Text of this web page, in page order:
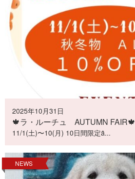
2025年10月31日
🍁ラ・ルーチュ AUTUMN FAIR🍁
11/1(土)〜10(月) 10日間限定ȃ...
NEWS